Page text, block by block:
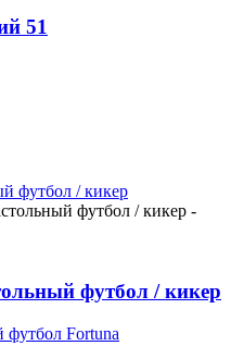
51
футбол / кикер
футбол Fortuna